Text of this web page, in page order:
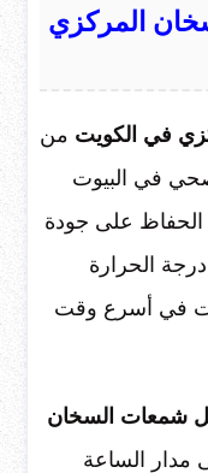
المركزي
في الكويت من
في البيوت
الحفاظ على جودة
الحرارة
في أسرع وقت
شمعات السخان
مدار الساعة